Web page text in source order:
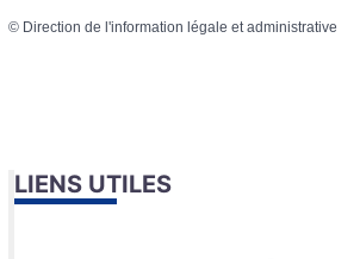
© Direction de l'information légale et administrative
LIENS UTILES